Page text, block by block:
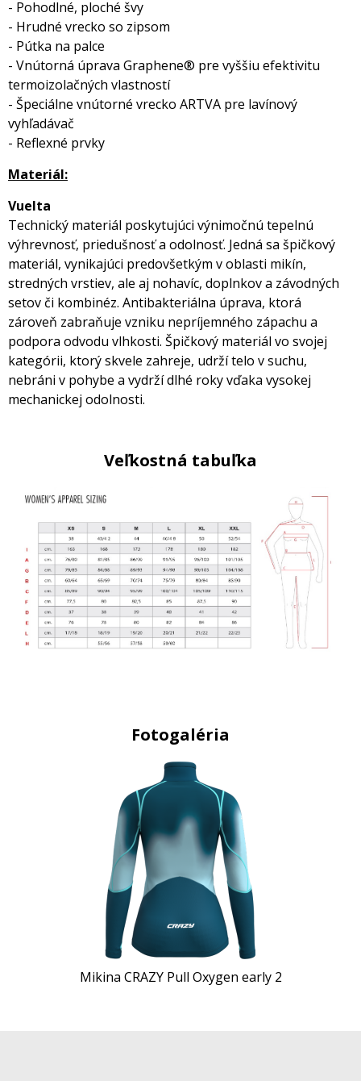
- Pohodlné, ploché švy
- Hrudné vrecko so zipsom
- Pútka na palce
- Vnútorná úprava Graphene® pre vyššiu efektivitu
termoizolačných vlastností
- Špeciálne vnútorné vrecko ARTVA pre lavínový
vyhľadávač
- Reflexné prvky
Materiál:
Vuelta
Technický materiál poskytujúci výnimočnú tepelnú
výhrevnosť, priedušnosť a odolnosť. Jedná sa špičkový
materiál, vynikajúci predovšetkým v oblasti mikín,
stredných vrstiev, ale aj nohavíc, doplnkov a závodných
setov či kombinéz. Antibakteriálna úprava, ktorá
zároveň zabraňuje vzniku nepríjemného zápachu a
podpora odvodu vlhkosti. Špičkový materiál vo svojej
kategórii, ktorý skvele zahreje, udrží telo v suchu,
nebráni v pohybe a vydrží dlhé roky vďaka vysokej
mechanickej odolnosti.
Veľkostná tabuľka
Fotogaléria
Mikina CRAZY Pull Oxygen early 2